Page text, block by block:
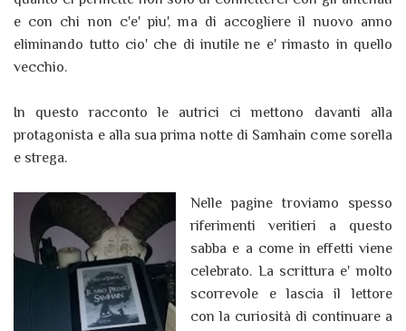
e con chi non c'e' piu', ma di accogliere il nuovo anno
eliminando tutto cio' che di inutile ne e' rimasto in quello
vecchio.
In questo racconto le autrici ci mettono davanti alla
protagonista e alla sua prima notte di Samhain come sorella
e strega.
Nelle pagine troviamo spesso
riferimenti veritieri a questo
sabba e a come in effetti viene
celebrato. La scrittura e' molto
scorrevole e lascia il lettore
con la curiosità di continuare a